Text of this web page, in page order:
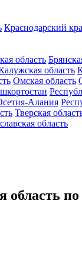
Краснодарский
область
область
Омская область
Алания
Тверская
область